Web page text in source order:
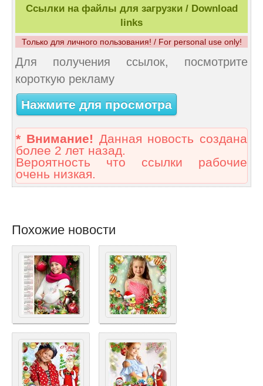
Ссылки на файлы для загрузки / Download
links
Только для личного пользования! / For personal use only!
Для получения ссылок, посмотрите
короткую рекламу
Нажмите для просмотра
* Внимание! Данная новость создана
более 2 лет назад.
Вероятность что ссылки рабочие
очень низкая.
Похожие новости